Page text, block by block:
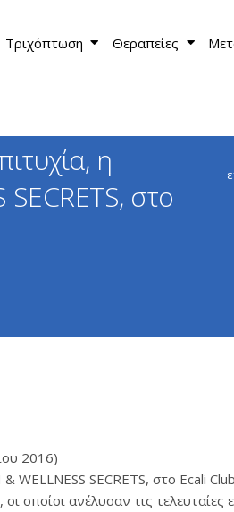
Τριχόπτωση Θεραπείες
η
στο
2016)
SECRETS, στο Ecali
οποίοι ανέλυσαν τις τελευταίες